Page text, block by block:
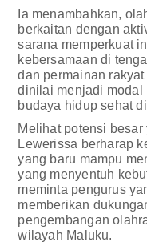
Ia menambahkan,
berkaitan dengan
sarana memperkuat
kebersamaan di
dan permainan
dinilai menjadi modal
budaya hidup sehat
Melihat potensi
Lewerissa berharap
yang baru mampu
yang menyentuh
meminta pengurus
memberikan
pengembangan
wilayah Maluku.